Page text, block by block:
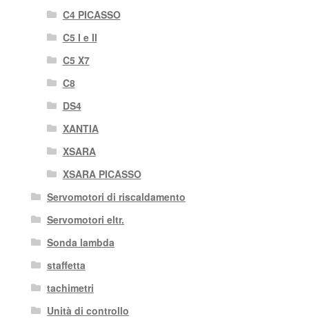
C4 PICASSO
C5 I e II
C5 X7
C8
DS4
XANTIA
XSARA
XSARA PICASSO
Servomotori di riscaldamento
Servomotori eltr.
Sonda lambda
staffetta
tachimetri
Unità di controllo